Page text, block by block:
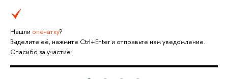
Нашли опечатку?
Выделите её, нажмите Ctrl+Enter и отправьте нам уведомление.
Спасибо за участие!